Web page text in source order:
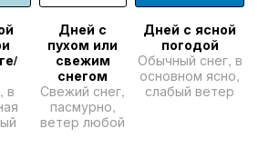
в
Дней с
пухом или
свежим
снегом
Свежий снег,
пасмурно,
ветер любой
Дней с ясной
погодой
Обычный снег, в
основном ясно,
слабый ветер